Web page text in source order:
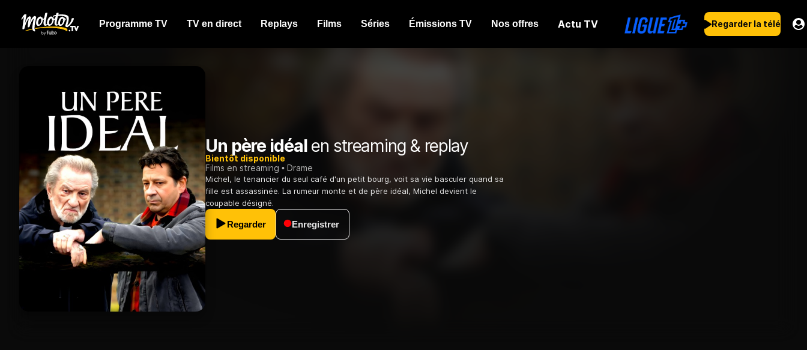
Programme TV TV en direct Replays Films Séries Émissions TV Nos offres Actu TV Regarder la télé
Un père idéalen streaming & replay
Bientôt disponible
Films en streaming
Drame
Michel, le tenancier du seul café d'un petit bourg, voit sa vie basculer quand sa
fille est assassinée. La rumeur monte et de père idéal, Michel devient le
coupable désigné.
Regarder Enregistrer